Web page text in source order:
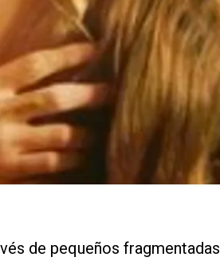
de pequeños fragmentadas